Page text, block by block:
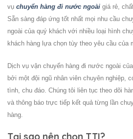
vụ chuyển hàng đi nước ngoài giá rẻ,
Sẵn sàng đáp ứng tốt nhất mọi nhu cầu
ngoài của quý khách với nhiều loại hình
khách hàng lựa chọn tùy theo yêu cầu của
Dịch vụ vận chuyển hàng đi nước ngoài
bởi một đội ngũ nhân viên chuyên nghiệp,
tình, chu đáo. Chúng tôi liên tục theo dõi
và thông báo trực tiếp kết quả từng lần
hàng.
Tại sao nên chọn TTI?